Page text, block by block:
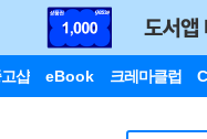
샵 eBook 크레마클럽